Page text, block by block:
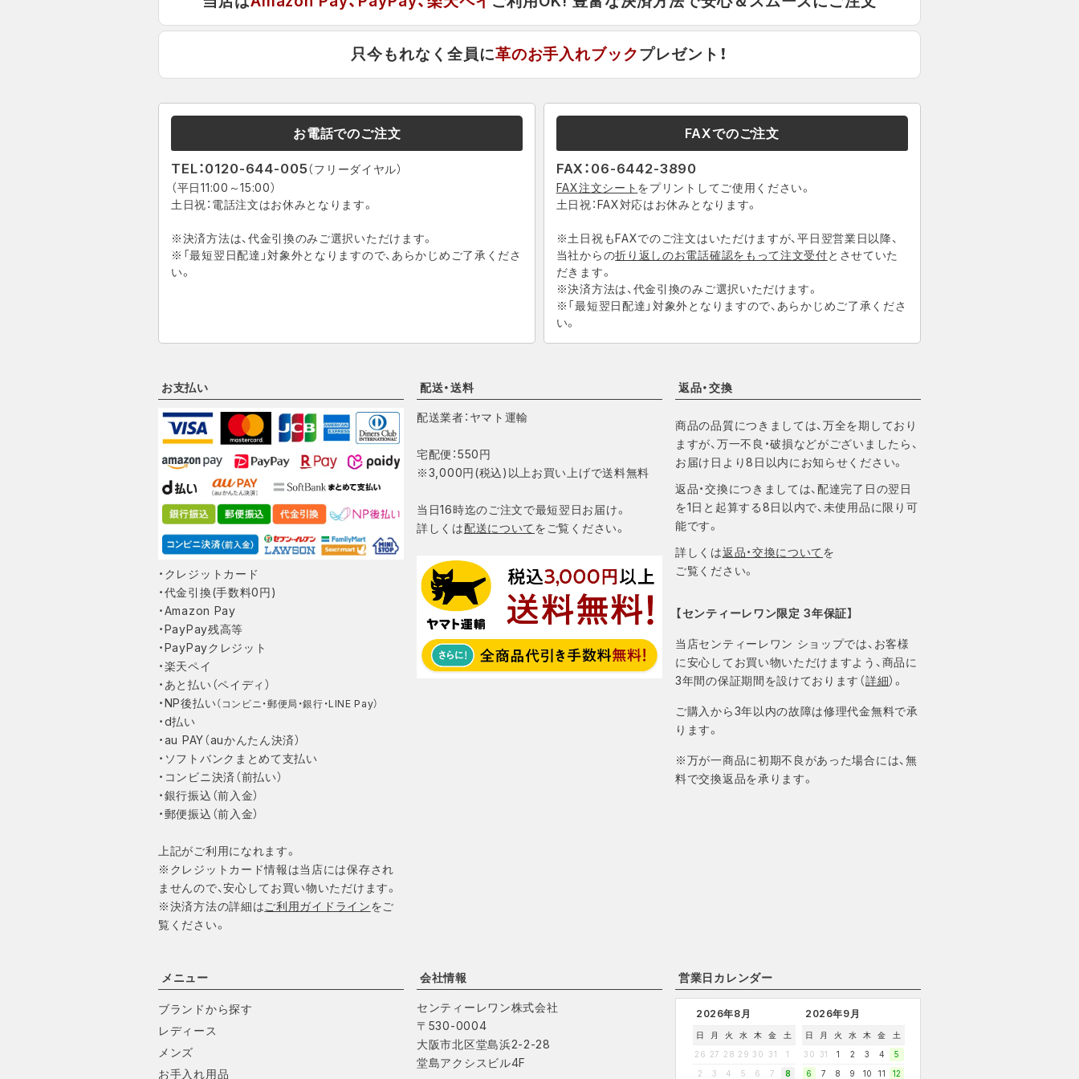
只今もれなく全員に革のお手入れブックプレゼント！
お電話でのご注文
TEL：0120-644-005（フリーダイヤル）
（平日11:00～15:00）
土日祝：電話注文はお休みとなります。
※決済方法は、代金引換のみご選択いただけます。
※「最短翌日配達」対象外となりますので、あらかじめご了承くださ
い。
FAXでのご注文
FAX：06-6442-3890
FAX注文シート をプリントしてご使用ください。
土日祝：FAX対応はお休みとなります。
※土日祝もFAXでのご注文はいただけますが、平日翌営業日以降、
当社からの折り返しのお電話確認をもって注文受付とさせていた
だきます。
※決済方法は、代金引換のみご選択いただけます。
※「最短翌日配達」対象外となりますので、あらかじめご了承くださ
い。
お支払い
・クレジットカード
・代金引換(手数料0円)
・Amazon Pay
・PayPay残高等
・PayPayクレジット
・楽天ペイ
・あと払い（ペイディ）
・NP後払い（コンビニ・郵便局・銀行・LINE Pay）
・d払い
・au PAY（auかんたん決済）
・ソフトバンクまとめて支払い
・コンビニ決済（前払い）
・銀行振込（前入金）
・郵便振込（前入金）
上記がご利用になれます。
※クレジットカード情報は当店には保存され
ませんので、安心してお買い物いただけます。
※決済方法の詳細はご利用ガイドラインをご
覧ください。
配送・送料
配送業者：ヤマト運輸
宅配便：550円
※3,000円(税込)以上お買い上げで送料無料
当日16時迄のご注文で最短翌日お届け。
詳しくは配送について をご覧ください。
返品・交換
商品の品質につきましては、万全を期しており
ますが、万一不良・破損などがございましたら、
お届け日より8日以内にお知らせください。
返品・交換につきましては、配達完了日の翌日
を1日と起算する8日以内で、未使用品に限り可
能です。
詳しくは返品・交換について を
ご覧ください。
【センティーレワン限定 3年保証】
当店センティーレワン ショップでは、お客様
に安心してお買い物いただけますよう、商品に
3年間の保証期間を設けております（詳細）。
ご購入から3年以内の故障は修理代金無料で承
ります。
※万が一商品に初期不良があった場合には、無
料で交換返品を承ります。
メニュー
ブランドから探す
レディース
メンズ
お手入れ用品
会社情報
センティーレワン株式会社
〒530-0004
大阪市北区堂島浜2-2-28
堂島アクシスビル4F
営業日カレンダー
2026年8月
日 月 火 水 木 金
土
26 27 28 29 30 31
1
2
3 4 5 6 7 8
2026年9月
日 月 火 水 木 金
土
30
31 1 2 3 4
5
6
7 8 9 10 11 12